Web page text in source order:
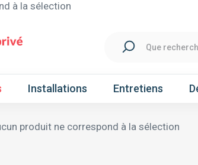
à la sélection
Que
Installations Entretiens
produit ne correspond à la sélection